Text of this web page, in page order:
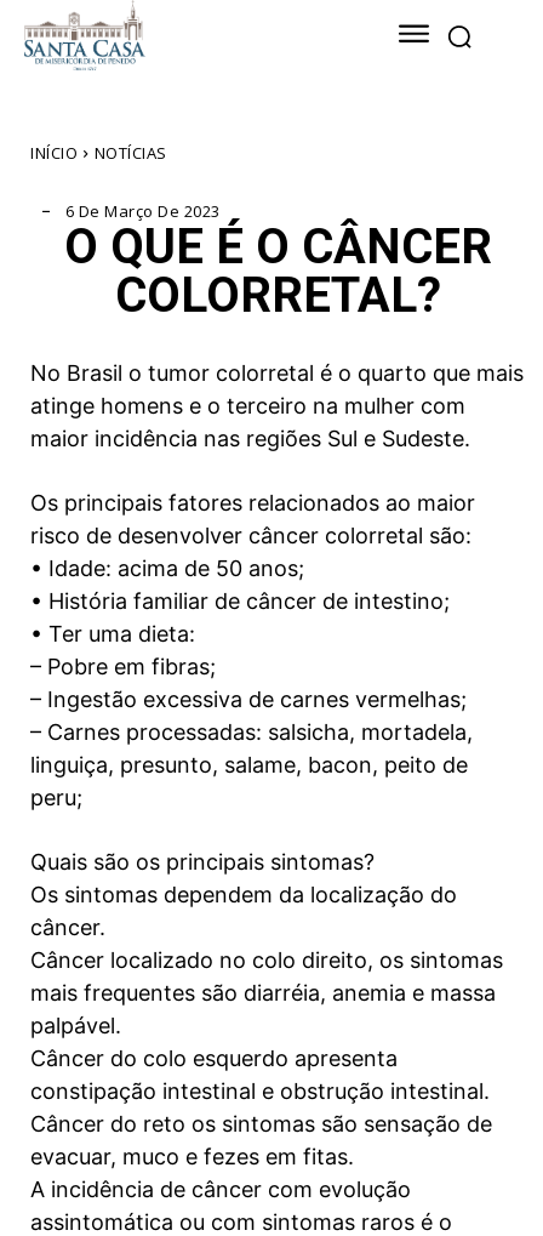
INÍCIO NOTÍCIAS
6 De Março De 2023
O QUE É O CÂNCER
COLORRETAL?
No Brasil o tumor colorretal é o quarto que mais
atinge homens e o terceiro na mulher com
maior incidência nas regiões Sul e Sudeste.
Os principais fatores relacionados ao maior
risco de desenvolver câncer colorretal são:
• Idade: acima de 50 anos;
• História familiar de câncer de intestino;
• Ter uma dieta:
– Pobre em fibras;
– Ingestão excessiva de carnes vermelhas;
– Carnes processadas: salsicha, mortadela,
linguiça, presunto, salame, bacon, peito de
peru;
Quais são os principais sintomas?
Os sintomas dependem da localização do
câncer.
Câncer localizado no colo direito, os sintomas
mais frequentes são diarréia, anemia e massa
palpável.
Câncer do colo esquerdo apresenta
constipação intestinal e obstrução intestinal.
Câncer do reto os sintomas são sensação de
evacuar, muco e fezes em fitas.
A incidência de câncer com evolução
assintomática ou com sintomas raros é o